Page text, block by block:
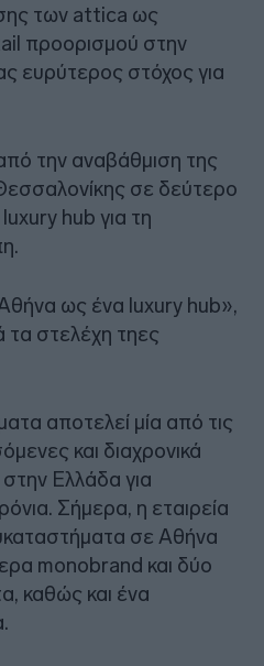
των attica ως
προορισμού στην
ευρύτερος στόχος για
την αναβάθμιση της
σε δεύτερο
hub για τη
ως ένα luxury hub»,
τα στελέχη τηες
αποτελεί μία από τις
και διαχρονικά
Ελλάδα για
Σήμερα, η εταιρεία
σε Αθήνα
monobrand και δύο
καθώς και ένα